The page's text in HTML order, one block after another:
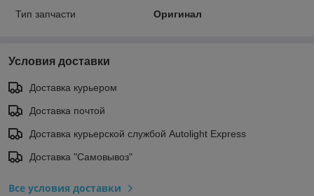
Тип запчасти
Оригинал
Условия доставки
Доставка курьером
Доставка почтой
Доставка курьерской службой Autolight Express
Доставка "Самовывоз"
Все условия доставки